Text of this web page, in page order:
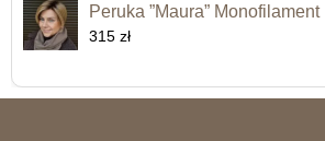
Peruka ”Maura” Monofilament
315 zł